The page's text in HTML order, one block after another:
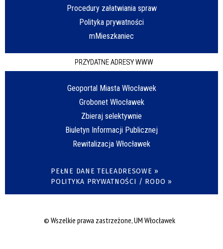
Procedury załatwiania spraw
Polityka prywatności
mMieszkaniec
PRZYDATNE ADRESY WWW
Geoportal Miasta Włocławek
Grobonet Włocławek
Zbieraj selektywnie
Biuletyn Informacji Publicznej
Rewitalizacja Włocławek
PEŁNE DANE TELEADRESOWE »
POLITYKA PRYWATNOŚCI / RODO »
© Wszelkie prawa zastrzeżone, UM Włocławek